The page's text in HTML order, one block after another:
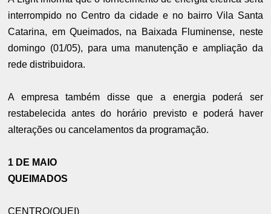
interrompido no Centro da cidade e no bairro Vila Santa
Catarina, em Queimados, na Baixada Fluminense, neste
domingo (01/05), para uma manutenção e ampliação da
rede distribuidora.
A empresa também disse que a energia poderá ser
restabelecida antes do horário previsto e poderá haver
alterações ou cancelamentos da programação.
1 DE MAIO
​QUEIMADOS
CENTRO(QUEI)